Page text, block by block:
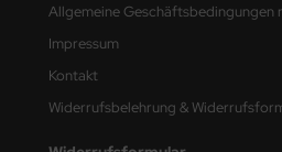
Allgemeine Geschäftsbedingungen
Impressum
Kontakt
Widerrufsbelehrung &
Hobby